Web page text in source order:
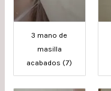
3 mano de
masilla
acabados (7)